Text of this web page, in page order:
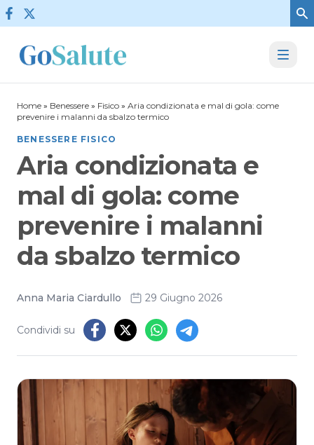
Vai al contenuto
Home » Benessere » Fisico » Aria condizionata e mal di gola: come
prevenire i malanni da sbalzo termico
BENESSERE FISICO
Aria condizionata e
mal di gola: come
prevenire i malanni
da sbalzo termico
Anna Maria Ciardullo 29 Giugno 2026
Condividi su